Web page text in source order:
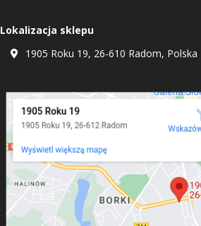
Lokalizacja sklepu
 1905 Roku 19, 26-610 Radom, Polska